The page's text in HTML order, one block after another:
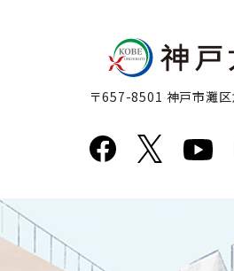
〒657-8501 神戸市灘